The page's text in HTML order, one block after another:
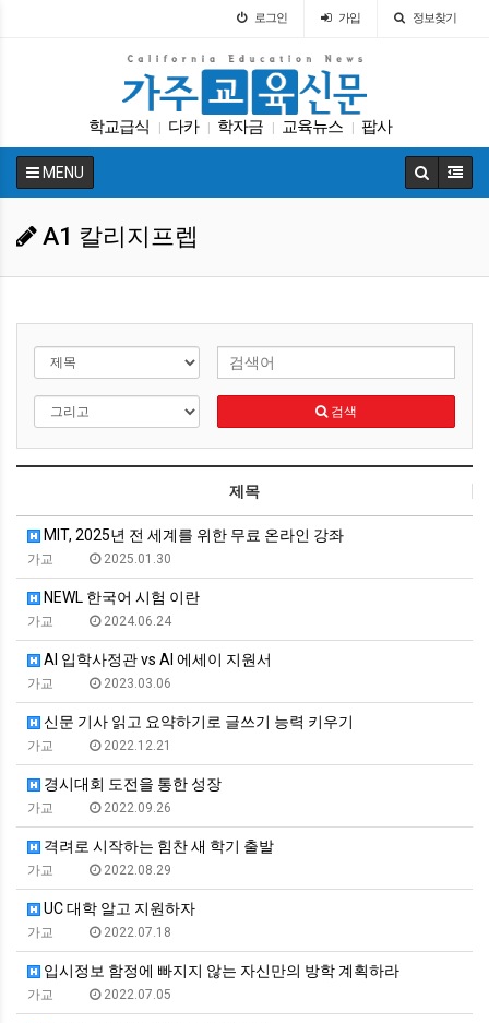
로그인 가입 정보찾기
학교급식 다카 학자금 교육뉴스 팝사
| 교육구 커먼코어 ACT 휴교 입학원서
MENU
A1 칼리지프렙
검색
제목
MIT, 2025년 전 세계를 위한 무료 온라인 강좌
가교 2025.01.30
NEWL 한국어 시험 이란
가교 2024.06.24
AI 입학사정관 vs AI 에세이 지원서
가교 2023.03.06
신문 기사 읽고 요약하기로 글쓰기 능력 키우기
가교 2022.12.21
경시대회 도전을 통한 성장
가교 2022.09.26
격려로 시작하는 힘찬 새 학기 출발
가교 2022.08.29
UC 대학 알고 지원하자
가교 2022.07.18
입시정보 함정에 빠지지 않는 자신만의 방학 계획하라
가교 2022.07.05